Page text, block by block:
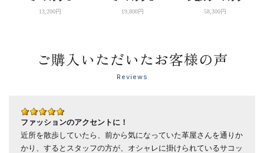
13,200円 19,800円 58,300円
ご購入いただいたお客様の声
Reviews
ファッションのアクセントに！
近所を散歩していたら、前から気になっていた革屋さんを通りか
かり、するとスタッフの方が、オシャレに掛けられているサコッ